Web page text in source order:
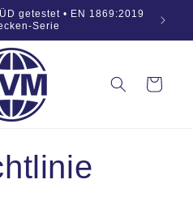
getestet • EN 1869:2019
Serie
Warenkorb